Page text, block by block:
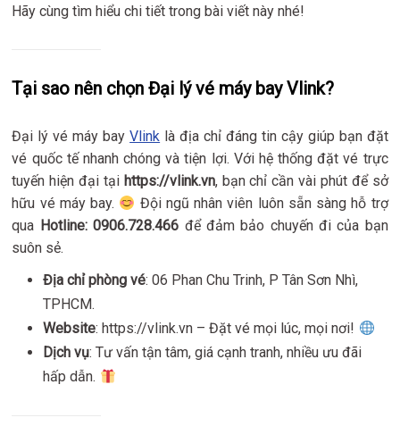
Hãy cùng tìm hiểu chi tiết trong bài viết này nhé!
Tại sao nên chọn Đại lý vé máy bay Vlink?
Đại lý vé máy bayVlink là địa chỉ đáng tin cậy giúp bạn đặt
vé quốc tế nhanh chóng và tiện lợi. Với hệ thống đặt vé trực
tuyến hiện đại tại https://vlink.vn, bạn chỉ cần vài phút để sở
hữu vé máy bay.
Đội ngũ nhân viên luôn sẵn sàng hỗ trợ
qua Hotline: 0906.728.466 để đảm bảo chuyến đi của bạn
suôn sẻ.
Địa chỉ phòng vé: 06 Phan Chu Trinh, P Tân Sơn Nhì,
TPHCM.
Website: https://vlink.vn – Đặt vé mọi lúc, mọi nơi!
Dịch vụ: Tư vấn tận tâm, giá cạnh tranh, nhiều ưu đãi
hấp dẫn.